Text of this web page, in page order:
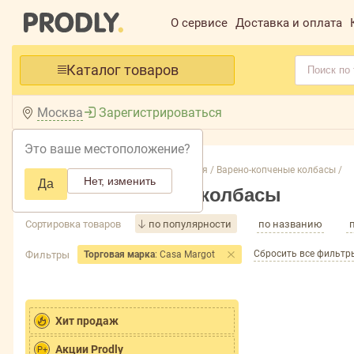
О сервисе Доставка и оплата
Каталог товаров
Москва
Это ваше местоположение?
Да Нет, изменить
Зарегистрироваться
Главная /Каталог /Колбасные изделия / Варено-копченые колбасы /
Варено-копченые колбасы
Сортировка товаров по популярности по названию
Фильтры Торговая марка: Casa Margot Сбросить все
Хит продаж
P+ Акции Prodly